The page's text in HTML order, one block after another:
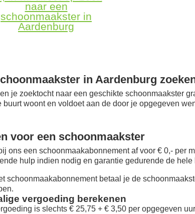
naar een
schoonmaakster in
Aardenburg
in Aardenburg
je zoektocht naar een geschikte schoonmaakster
buurt woont en voldoet aan de door je opgegeven
voor een schoonmaakster
ons een schoonmaakabonnement af voor € 0,- per
hulp indien nodig en garantie gedurende de
schoonmaakabonnement betaal je de
vergoeding berekenen
is slechts € 25,75 + € 3,50 per opgegeven